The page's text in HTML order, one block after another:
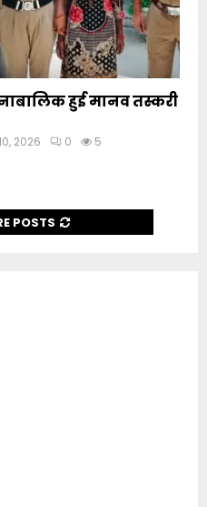
हुई मानव तस्करी
2026 0 5
POSTS